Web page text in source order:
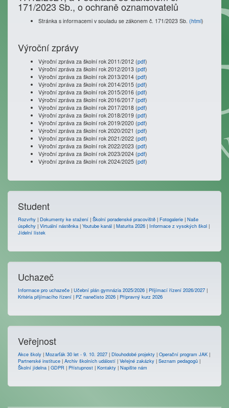
171/2023 Sb., o ochraně oznamovatelů
Stránka s informacemi v souladu se zákonem č. 171/2023 Sb. (html)
Výroční zprávy
Výroční zpráva za školní rok 2011/2012 (pdf)
Výroční zpráva za školní rok 2012/2013 (pdf)
Výroční zpráva za školní rok 2013/2014 (pdf)
Výroční zpráva za školní rok 2014/2015 (pdf)
Výroční zpráva za školní rok 2015/2016 (pdf)
Výroční zpráva za školní rok 2016/2017 (pdf)
Výroční zpráva za školní rok 2017/2018 (pdf)
Výroční zpráva za školní rok 2018/2019 (pdf)
Výroční zpráva za školní rok 2019/2020 (pdf)
Výroční zpráva za školní rok 2020/2021 (pdf)
Výroční zpráva za školní rok 2021/2022 (pdf)
Výroční zpráva za školní rok 2022/2023 (pdf)
Výroční zpráva za školní rok 2023/2024 (pdf)
Výroční zpráva za školní rok 2024/2025 (pdf)
Student
Rozvrhy | Dokumenty ke stažení | Školní poradenské pracoviště | Fotogalerie | Naše
úspěchy | Virtuální nástěnka | Youtube kanál | Maturita 2026 | Informace z vysokých škol |
Jídelní lístek
Uchazeč
Informace pro uchazeče | Učební plán gymnázia 2025/2026 | Přijímací řízení 2026/2027 |
Kritéria přijímacího řízení | PZ nanečisto 2026 | Přípravný kurz 2026
Veřejnost
Akce školy | Mozarťák 30 let - 9. 10. 2027 | Dlouhodobé projekty | Operační program JAK |
Partnerské instituce | Archiv školních událostí | Veřejné zakázky | Seznam pedagogů |
Školní jídelna | GDPR | Přístupnost | Kontakty | Napište nám